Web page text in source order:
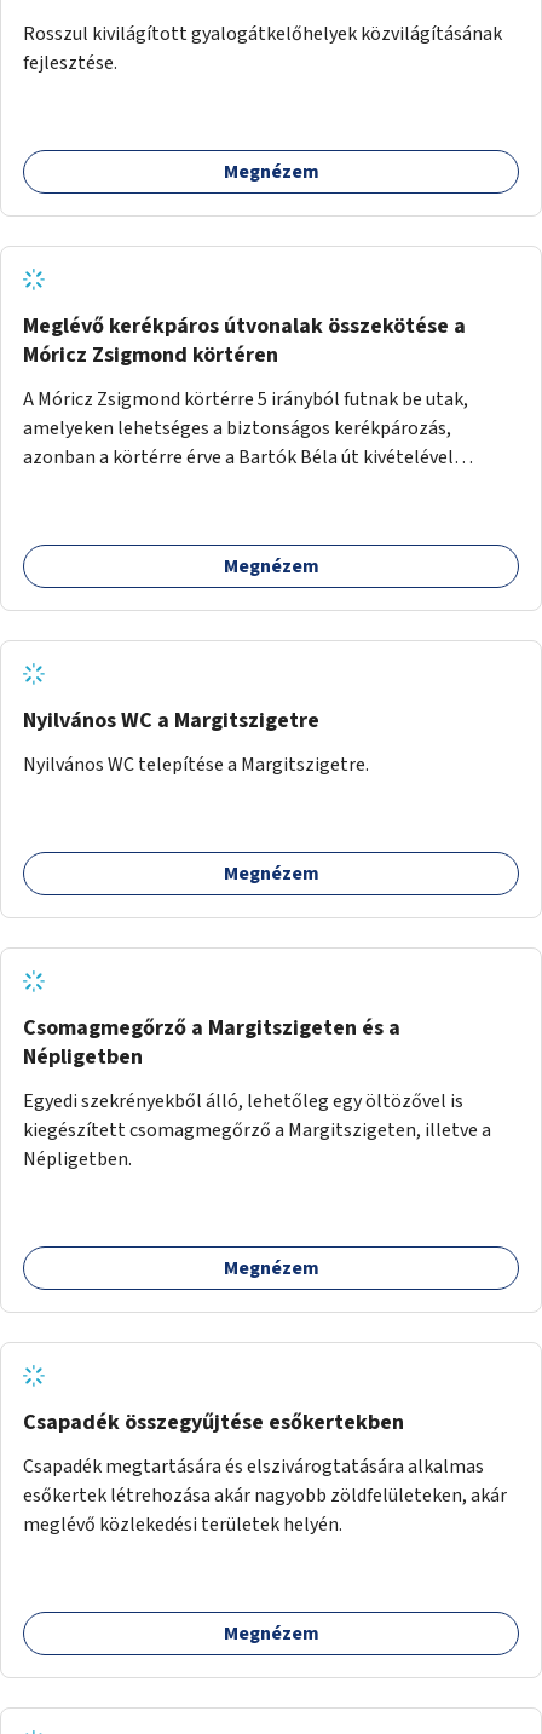
Rosszul kivilágított gyalogátkelőhelyek közvilágításának
fejlesztése.
Megnézem
Meglévő kerékpáros útvonalak összekötése a
Móricz Zsigmond körtéren
A Móricz Zsigmond körtérre 5 irányból futnak be utak,
amelyeken lehetséges a biztonságos kerékpározás,
azonban a körtérre érve a Bartók Béla út kivételével
Megnézem
Nyilvános WC a Margitszigetre
Nyilvános WC telepítése a Margitszigetre.
Megnézem
Csomagmegőrző a Margitszigeten és a
Népligetben
Egyedi szekrényekből álló, lehetőleg egy öltözővel is
kiegészített csomagmegőrző a Margitszigeten, illetve a
Népligetben.
Megnézem
Csapadék összegyűjtése esőkertekben
Csapadék megtartására és elszivárogtatására alkalmas
esőkertek létrehozása akár nagyobb zöldfelületeken, akár
meglévő közlekedési területek helyén.
Megnézem